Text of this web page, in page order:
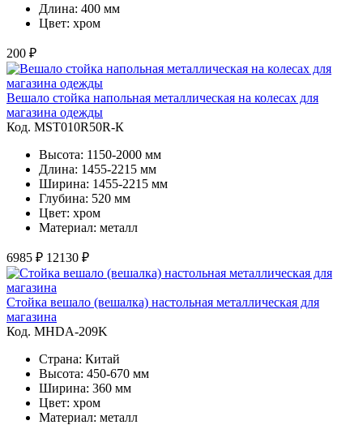
Длина: 400 мм
Цвет: хром
200 ₽
Вешало стойка напольная металлическая на колесах для
магазина одежды
Код. MST010R50R-К
Высота: 1150-2000 мм
Длина: 1455-2215 мм
Ширина: 1455-2215 мм
Глубина: 520 мм
Цвет: хром
Материал: металл
6985 ₽ 12130 ₽
Стойка вешало (вешалка) настольная металлическая для
магазина
Код. MHDA-209K
Страна: Китай
Высота: 450-670 мм
Ширина: 360 мм
Цвет: хром
Материал: металл